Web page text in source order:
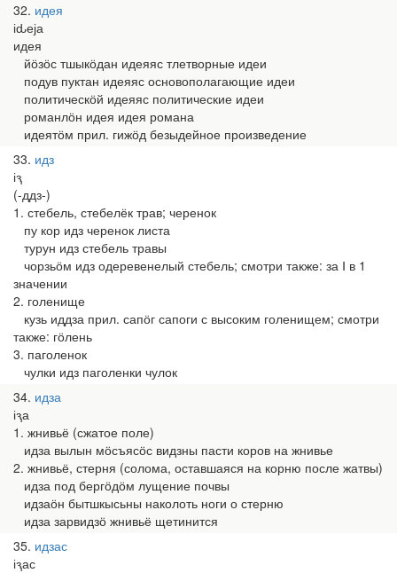
32 идея
іԃеја
идея
йӧзӧс тшыкӧдан идеяяс тлетворные идеи
подув пуктан идеяяс основополагающие идеи
политическӧй идеяяс политические идеи
романлӧн идея идея романа
идеятӧм прил. гижӧд безыдейное произведение
33 идз
іԇ
(-ддз-)
1. стебель, стебелёк трав; черенок
пу кор идз черенок листа
турун идз стебель травы
чорзьӧм идз одеревенелый стебель; смотри также: за Ⅰ в 1
значении
2. голенище
кузь иддза прил. сапӧг сапоги с высоким голенищем; смотри
также: гӧлень
3. паголенок
чулки идз паголенки чулок
34 идза
іԇа
1. жнивьё (сжатое поле)
идза вылын мӧсъясӧс видзны пасти коров на жнивье
2. жнивьё, стерня (солома, оставшаяся на корню после жатвы)
идза под бергӧдӧм лущение почвы
идзаӧн бытшкысьны наколоть ноги о стерню
идза зарвидзӧ жнивьё щетинится
35 идзас
іԇас